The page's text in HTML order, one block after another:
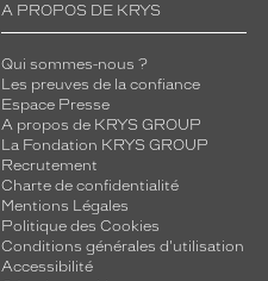
A PROPOS DE KRYS
Qui sommes-nous ?
Les preuves de la confiance
Espace Presse
A propos de KRYS GROUP
La Fondation KRYS GROUP
Recrutement
Charte de confidentialité
Mentions Légales
Politique des Cookies
Conditions générales d'utilisation
Accessibilité